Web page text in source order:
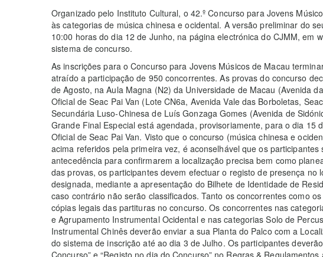
Organizado pelo Instituto Cultural, o 42.º Concurso para Jovens
às categorias de música chinesa e ocidental. A versão preliminar do
10:00 horas do dia 12 de Junho, na página electrónica do CJMM, em
sistema de concurso.
As inscrições para o Concurso para Jovens Músicos de Macau
atraído a participação de 950 concorrentes. As provas do concurso
de Agosto, na Aula Magna (N2) da Universidade de Macau (Avenida
Oficial de Seac Pai Van (Lote CN6a, Avenida Vale das Borboletas,
Secundária Luso-Chinesa de Luís Gonzaga Gomes (Avenida de
Grande Final Especial está agendada, provisoriamente, para o dia 15
Oficial de Seac Pai Van. Visto que o concurso (música chinesa e
acima referidos pela primeira vez, é aconselhável que os participantes
antecedência para confirmarem a localização precisa bem como
das provas, os participantes devem efectuar o registo de presença no
designada, mediante a apresentação do Bilhete de Identidade de
caso contrário não serão classificados. Tanto os concorrentes como
cópias legais das partituras no concurso. Os concorrentes nas
e Agrupamento Instrumental Ocidental e nas categorias Solo de
Instrumental Chinês deverão enviar a sua Planta do Palco com a
do sistema de inscrição até ao dia 3 de Julho. Os participantes
Concurso” e “Registo no dia do Concurso” no Regras &